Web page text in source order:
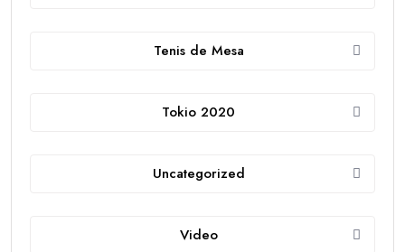
Tenis de Mesa
Tokio 2020
Uncategorized
Video